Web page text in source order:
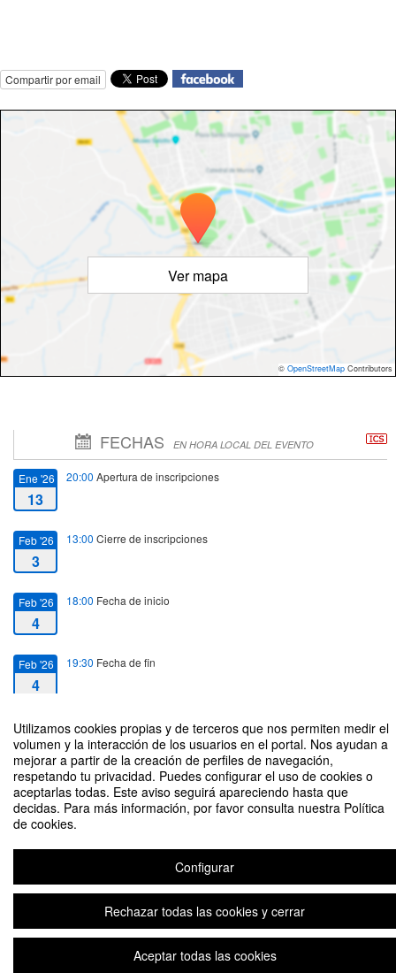
Utilizamos cookies propias y de terceros que nos permiten medir el
volumen y la interacción de los usuarios en el portal. Nos ayudan a
mejorar a partir de la creación de perfiles de navegación,
respetando tu privacidad. Puedes configurar el uso de cookies o
aceptarlas todas. Este aviso seguirá apareciendo hasta que
decidas. Para más información, por favor consulta nuestra Política
de cookies.
Configurar
Rechazar todas las cookies y cerrar
Aceptar todas las cookies
Compartir por email
Ver mapa
© OpenStreetMap Contributors
FECHAS EN HORA LOCAL DEL EVENTO
Ene '26
13
20:00 Apertura de inscripciones
Feb '26
3
13:00 Cierre de inscripciones
Feb '26
4
18:00 Fecha de inicio
Feb '26
4
19:30 Fecha de fin
Tengo una entrevista de selección - y ahora, ¿qué? - Dirigido a todos los
alumnos Campus Sevilla
Copyright © 2026